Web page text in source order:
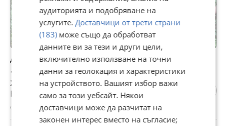
Друг вид Български Резервори за гориво
128 €
250,35 лв
Не се начислява ДДС
с. Боровци, Монтана, 29 юли
аудиторията и подобряване на
услугите.Доставчици от трети страни
(183)може също да обработват
данните ви за тези и други цели,
включително използване на точни
данни за геолокация и характеристики
на устройството. Вашият избор важи
само за този уебсайт. Някои
доставчици може да разчитат на
законен интерес вместо на съгласие;